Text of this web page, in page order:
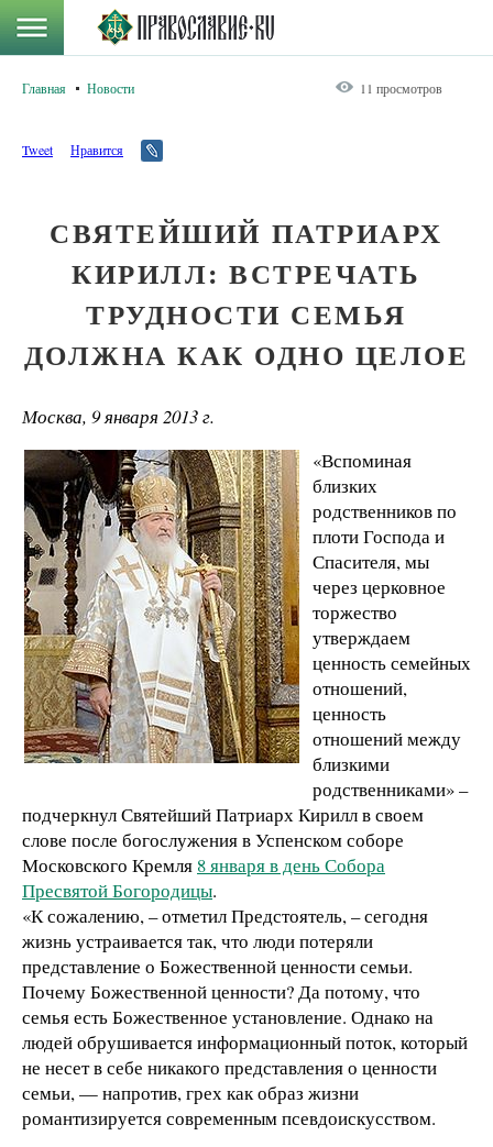
Главная Новости 11 просмотров
Tweet Нравится
СВЯТЕЙШИЙ ПАТРИАРХ
КИРИЛЛ: ВСТРЕЧАТЬ
ТРУДНОСТИ СЕМЬЯ
ДОЛЖНА КАК ОДНО ЦЕЛОЕ
Москва, 9 января 2013 г.
«Вспоминая
близких
родственников по
плоти Господа и
Спасителя, мы
через церковное
торжество
утверждаем
ценность семейных
отношений,
ценность
отношений между
близкими
родственниками» –
подчеркнул Святейший Патриарх Кирилл в своем
слове после богослужения в Успенском соборе
Московского Кремля 8 января в день Собора
Пресвятой Богородицы.
«К сожалению, – отметил Предстоятель, – сегодня
жизнь устраивается так, что люди потеряли
представление о Божественной ценности семьи.
Почему Божественной ценности? Да потому, что
семья есть Божественное установление. Однако на
людей обрушивается информационный поток, который
не несет в себе никакого представления о ценности
семьи, — напротив, грех как образ жизни
романтизируется современным псевдоискусством.